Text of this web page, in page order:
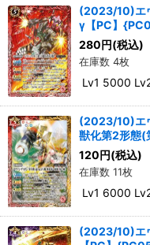
(2023/10)エ
γ【PC】
280 円(税込)
在庫数 4枚
Lv1 5000
(2023/10)エ
獣化第2形態
120 円(税込)
在庫数 11枚
Lv1 6000
(2023/10)エ